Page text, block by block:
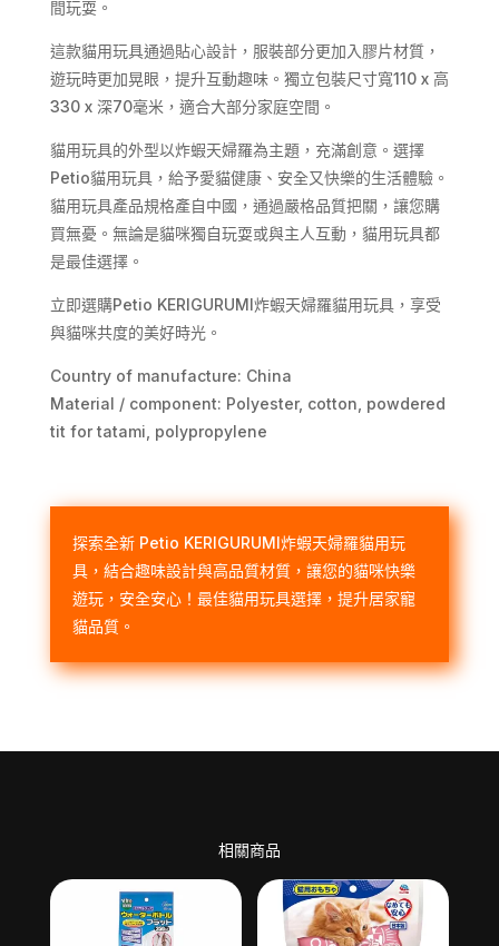
提
升
愛
樂
趣
數
量
間玩耍。
這款貓用玩具通過貼心設計，服裝部分更加入膠片材質，
遊玩時更加晃眼，提升互動趣味。獨立包裝尺寸寬110 x 高
330 x 深70毫米，適合大部分家庭空間。
貓用玩具的外型以炸蝦天婦羅為主題，充滿創意。選擇
Petio貓用玩具，給予愛貓健康、安全又快樂的生活體驗。
貓用玩具產品規格產自中國，通過嚴格品質把關，讓您購
買無憂。無論是貓咪獨自玩耍或與主人互動，貓用玩具都
是最佳選擇。
立即選購Petio KERIGURUMI炸蝦天婦羅貓用玩具，享受
與貓咪共度的美好時光。
Country of manufacture: China
Material / component: Polyester, cotton, powdered
tit for tatami, polypropylene
探索全新 Petio KERIGURUMI炸蝦天婦羅貓用玩
具，結合趣味設計與高品質材質，讓您的貓咪快樂
遊玩，安全安心！最佳貓用玩具選擇，提升居家寵
貓品質。
相關商品